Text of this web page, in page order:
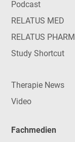
Podcast
RELATUS MED
RELATUS PHARM
Study Shortcut
Therapie News
Video
Fachmedien